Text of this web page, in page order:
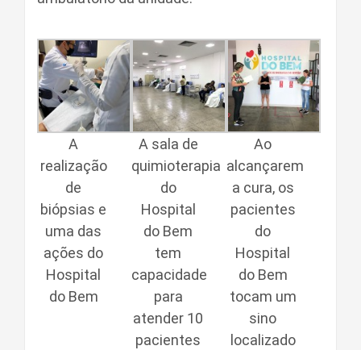
A
realização
de
biópsias e
uma das
ações do
Hospital
do Bem
A sala de
quimioterapia
do
Hospital
do Bem
tem
capacidade
para
atender 10
pacientes
Ao
alcançarem
a cura, os
pacientes
do
Hospital
do Bem
tocam um
sino
localizado